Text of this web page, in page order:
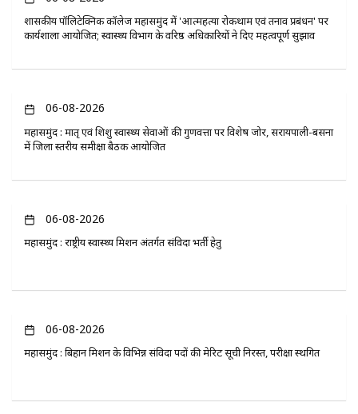
​शासकीय पॉलिटेक्निक कॉलेज महासमुंद में 'आत्महत्या रोकथाम एवं तनाव प्रबंधन' पर
कार्यशाला आयोजित; स्वास्थ्य विभाग के वरिष्ठ अधिकारियों ने दिए महत्वपूर्ण सुझाव
06-08-2026
महासमुंद : मातृ एवं शिशु स्वास्थ्य सेवाओं की गुणवत्ता पर विशेष जोर, सरायपाली-बसना
में जिला स्तरीय समीक्षा बैठक आयोजित
06-08-2026
महासमुंद : राष्ट्रीय स्वास्थ्य मिशन अंतर्गत संविदा भर्ती हेतु
06-08-2026
महासमुंद : बिहान मिशन के विभिन्न संविदा पदों की मेरिट सूची निरस्त, परीक्षा स्थगित